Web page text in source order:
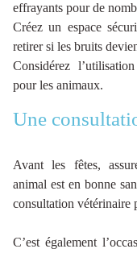
effrayants pour de
Créez un espace
retirer si les bruits
Considérez
pour les animaux.
Une
Avant les fêtes,
animal est en bonne
consultation vétérinaire
C’est également